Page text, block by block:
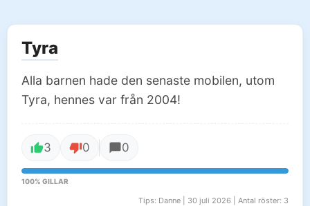
Tyra
Alla barnen hade den senaste mobilen, utom
Tyra, hennes var från 2004!
3 0 0
100% GILLAR
Tips: Danne | 30 juli 2026 | Antal röster: 3